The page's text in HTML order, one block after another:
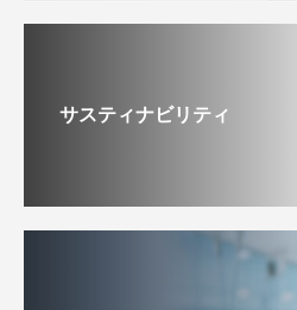
サスティナビリティ